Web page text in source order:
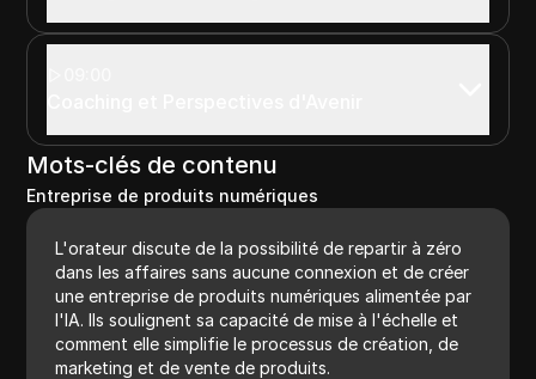
Mots-clés de contenu
Entreprise de produits numériques
L'orateur discute de la possibilité de repartir à zéro
dans les affaires sans aucune connexion et de créer
une entreprise de produits numériques alimentée par
l'IA. Ils soulignent sa capacité de mise à l'échelle et
comment elle simplifie le processus de création, de
marketing et de vente de produits.